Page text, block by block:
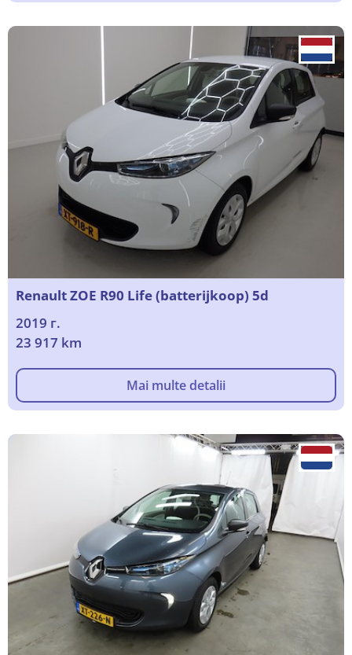
Renault ZOE R90 Life (batterijkoop) 5d
2019 г.
23 917 km
Mai multe detalii